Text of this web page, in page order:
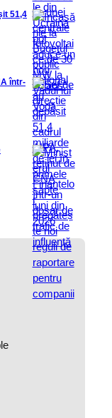
51,4
într-